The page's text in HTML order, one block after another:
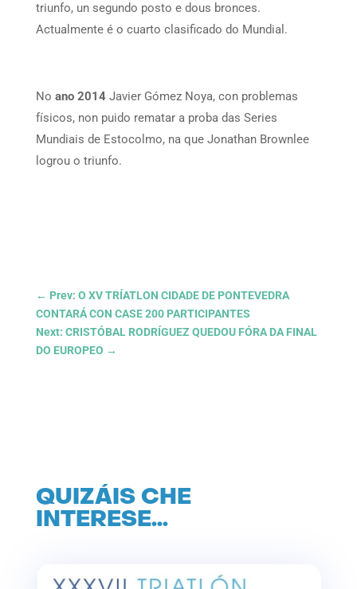
triunfo, un segundo posto e dous bronces.
Actualmente é o cuarto clasificado do Mundial.
No ano 2014Javier Gómez Noya, con problemas
físicos, non puido rematar a proba das Series
Mundiais de Estocolmo, na que Jonathan Brownlee
logrou o triunfo.
← Prev: O XV TRÍATLON CIDADE DE PONTEVEDRA
CONTARÁ CON CASE 200 PARTICIPANTES
Next: CRISTÓBAL RODRÍGUEZ QUEDOU FÓRA DA FINAL
DO EUROPEO →
QUIZÁIS CHE
INTERESE…